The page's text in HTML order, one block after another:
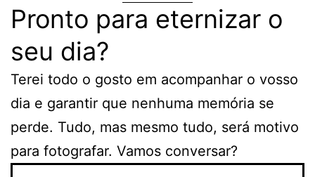
Pronto para eternizar o
seu dia?
Terei todo o gosto em acompanhar o vosso
dia e garantir que nenhuma memória se
perde. Tudo, mas mesmo tudo, será motivo
para fotografar. Vamos conversar?